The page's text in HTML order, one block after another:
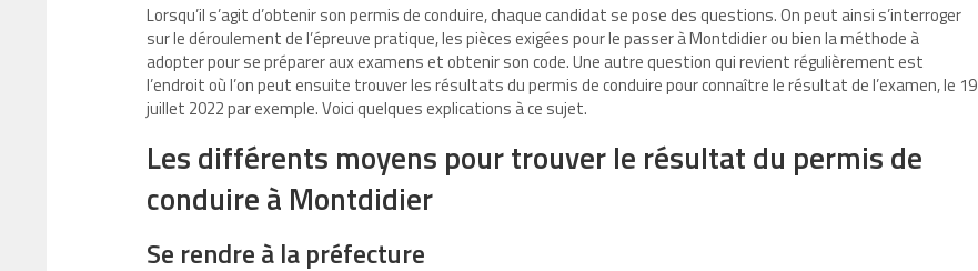
Lorsqu’il s’agit d’obtenir son permis de conduire, chaque candidat se pose des questions. On peut ainsi s’interroger
sur le déroulement de l’épreuve pratique, les pièces exigées pour le passer à Montdidier ou bien la méthode à
adopter pour se préparer aux examens et obtenir son code. Une autre question qui revient régulièrement est
l’endroit où l’on peut ensuite trouver les résultats du permis de conduire pour connaître le résultat de l’examen, le 19
juillet 2022 par exemple. Voici quelques explications à ce sujet.
Les différents moyens pour trouver le résultat du permis de
conduire à Montdidier
Se rendre à la préfecture